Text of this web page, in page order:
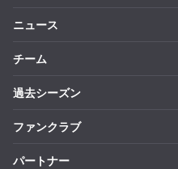
ニュース
チーム
過去シーズン
ファンクラブ
パートナー